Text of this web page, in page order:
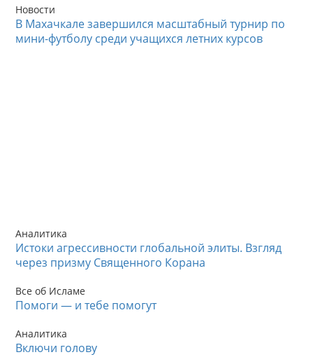
Новости
В Махачкале завершился масштабный турнир по
мини-футболу среди учащихся летних курсов
Аналитика
Истоки агрессивности глобальной элиты. Взгляд
через призму Священного Корана
Все об Исламе
Помоги — и тебе помогут
Аналитика
Включи голову